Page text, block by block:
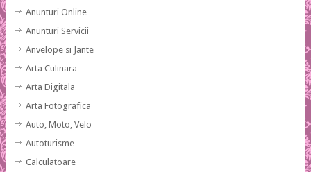
Anunturi Online
Anunturi Servicii
Anvelope si Jante
Arta Culinara
Arta Digitala
Arta Fotografica
Auto, Moto, Velo
Autoturisme
Calculatoare